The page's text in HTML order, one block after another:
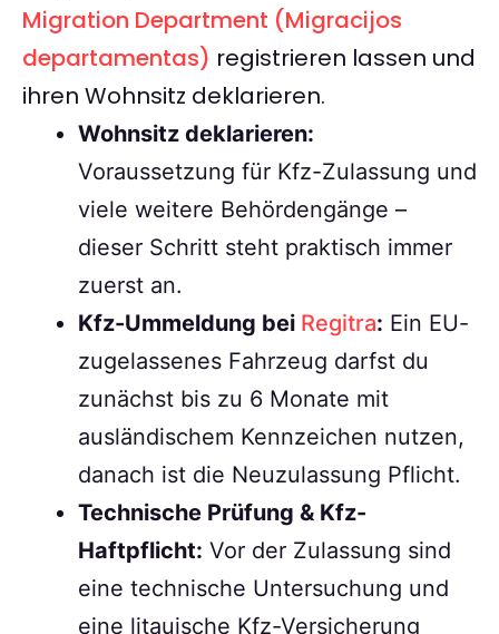
Migration Department (Migracijos
departamentas) registrieren lassen und
ihren Wohnsitz deklarieren.
Wohnsitz deklarieren:
Voraussetzung für Kfz-Zulassung und
viele weitere Behördengänge –
dieser Schritt steht praktisch immer
zuerst an.
Kfz-Ummeldung bei Regitra: Ein EU-
zugelassenes Fahrzeug darfst du
zunächst bis zu 6 Monate mit
ausländischem Kennzeichen nutzen,
danach ist die Neuzulassung Pflicht.
Technische Prüfung & Kfz-
Haftpflicht: Vor der Zulassung sind
eine technische Untersuchung und
eine litauische Kfz-Versicherung